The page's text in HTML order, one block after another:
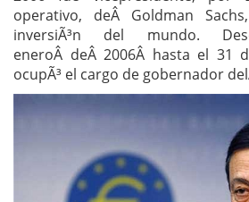
operativo, deÂ Goldman
inversiÃ³n del mundo.
eneroÂ deÂ 2006Â hasta el 31
ocupÃ³ el cargo de gobernador